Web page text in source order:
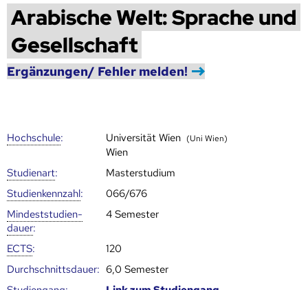
Arabische Welt: Sprache und
Gesellschaft
Ergänzungen/ Fehler melden!
Hoch­schule: Universität Wien (Uni Wien)
Wien
Studienart:
Masterstudium
Studien­kenn­zahl:
066/676
Mindest­studien­
dauer:
4 Semester
ECTS:
120
Durch­schnitts­dauer: 6,0 Semester